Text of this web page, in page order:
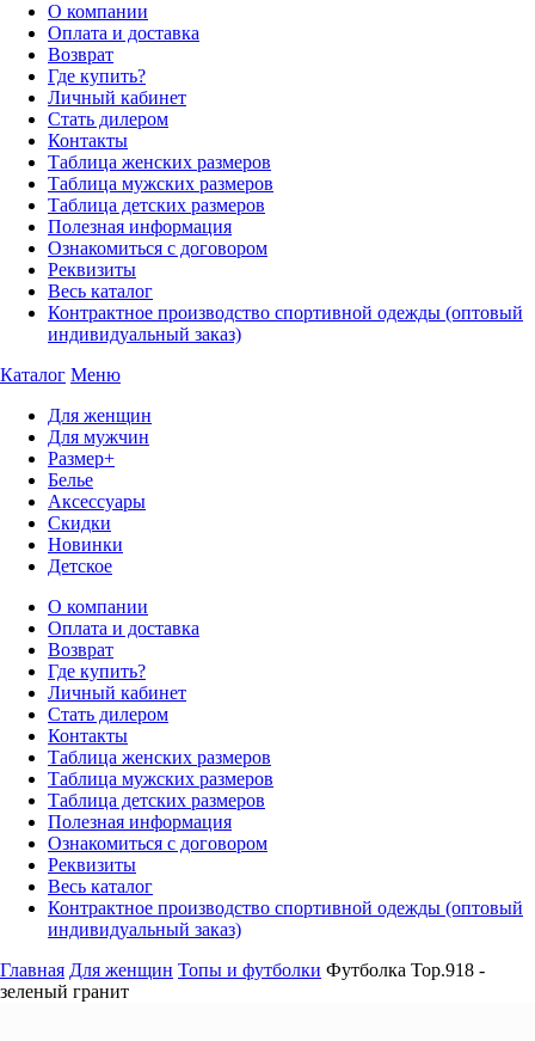
О компании
Оплата и доставка
Возврат
Где купить?
Личный кабинет
Стать дилером
Контакты
Таблица женских размеров
Таблица мужских размеров
Таблица детских размеров
Полезная информация
Ознакомиться с договором
Реквизиты
Весь каталог
Контрактное производство спортивной одежды (оптовый
индивидуальный заказ)
Каталог Меню
Для женщин
Для мужчин
Размер+
Белье
Аксессуары
Скидки
Новинки
Детское
О компании
Оплата и доставка
Возврат
Где купить?
Личный кабинет
Стать дилером
Контакты
Таблица женских размеров
Таблица мужских размеров
Таблица детских размеров
Полезная информация
Ознакомиться с договором
Реквизиты
Весь каталог
Контрактное производство спортивной одежды (оптовый
индивидуальный заказ)
Главная Для женщин Топы и футболки Футболка Top.918 -
зеленый гранит